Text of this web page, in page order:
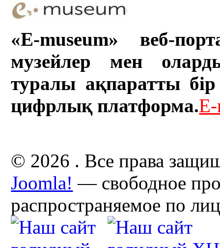
«E-museum» веб-
музейлер мен
туралы ақпаратты бір
цифрлық платформа.
© 2026 . Все права
Joomla! — свободное
распространяемое по